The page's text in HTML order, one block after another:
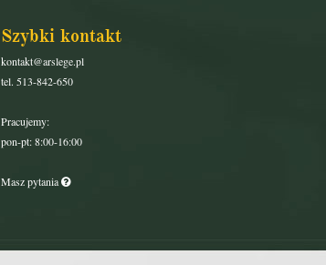
Szybki kontakt
kontakt@arslege.pl
tel. 513-842-650
Pracujemy:
pon-pt: 8:00-16:00
Masz pytania